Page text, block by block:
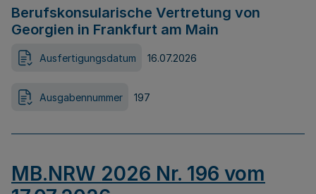
Berufskonsularische Vertretung von
Georgien in Frankfurt am Main
Ausfertigungsdatum 16.07.2026
Ausgabennummer 197
MB.NRW 2026 Nr. 196 vom